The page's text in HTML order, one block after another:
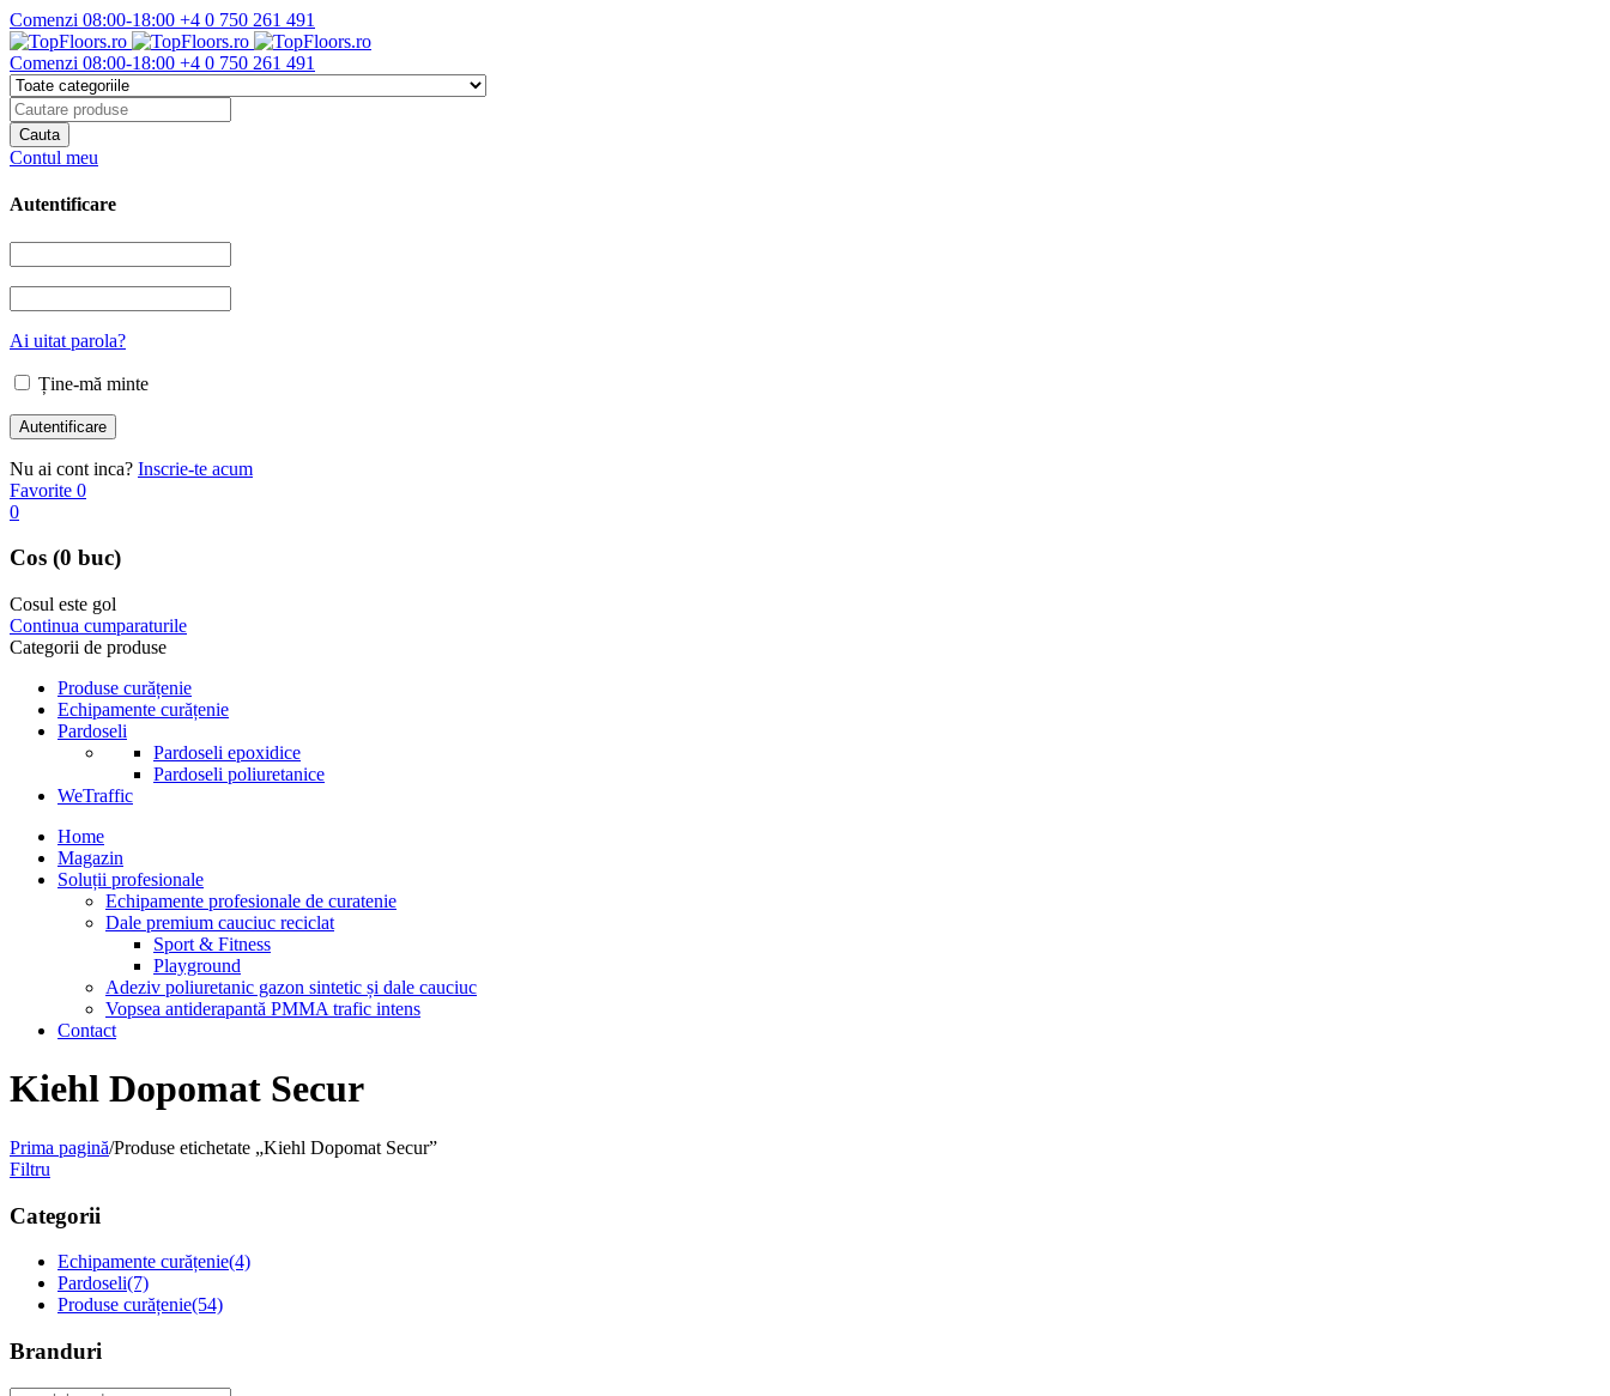
Comenzi 08:00-18:00 +4 0 750 261 491
Comenzi 08:00-18:00 +4 0 750 261 491
Contul meu
Autentificare
Ai uitat parola?
Ține-mă minte
Nu ai cont inca? Inscrie-te acum
Favorite 0
0
Cos (0 buc)
Cosul este gol
Continua cumparaturile
Categorii de produse
Produse curățenie
Echipamente curățenie
Pardoseli
Pardoseli epoxidice
Pardoseli poliuretanice
WeTraffic
Home
Magazin
Soluții profesionale
Echipamente profesionale de curatenie
Dale premium cauciuc reciclat
Sport & Fitness
Playground
Adeziv poliuretanic gazon sintetic și dale cauciuc
Vopsea antiderapantă PMMA trafic intens
Contact
Kiehl Dopomat Secur
Prima pagină/Produse etichetate „Kiehl Dopomat Secur”
Filtru
Categorii
Echipamente curățenie(4)
Pardoseli(7)
Produse curățenie(54)
Branduri